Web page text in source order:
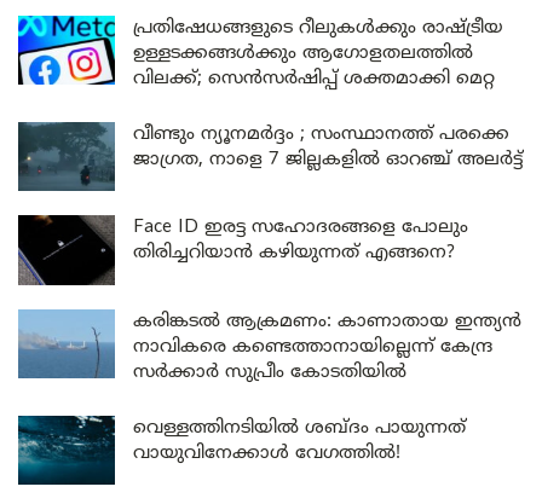
പ്രതിഷേധങ്ങളുടെ റീലുകൾക്കും രാഷ്ട്രീയ
ഉള്ളടക്കങ്ങൾക്കും ആഗോളതലത്തിൽ
വിലക്ക്; സെൻസർഷിപ്പ് ശക്തമാക്കി മെറ്റ
വീണ്ടും ന്യൂനമർദ്ദം ; സംസ്ഥാനത്ത് പരക്കെ
ജാഗ്രത, നാളെ 7 ജില്ലകളിൽ ഓറഞ്ച് അലർട്ട്
Face ID ഇരട്ട സഹോദരങ്ങളെ പോലും
തിരിച്ചറിയാൻ കഴിയുന്നത് എങ്ങനെ?
കരിങ്കടൽ ആക്രമണം: കാണാതായ ഇന്ത്യൻ
നാവികരെ കണ്ടെത്താനായില്ലെന്ന് കേന്ദ്ര
സർക്കാർ സുപ്രീം കോടതിയിൽ
വെള്ളത്തിനടിയിൽ ശബ്ദം പായുന്നത്
വായുവിനേക്കാൾ വേഗത്തിൽ!